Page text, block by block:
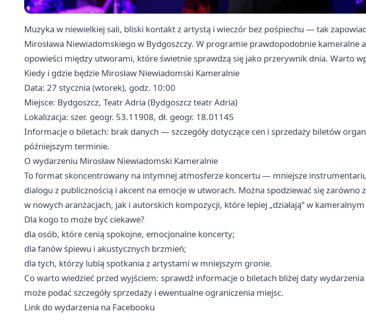
Muzyka w niewielkiej sali, bliski kontakt z artystą i wieczór bez pośpiechu — tak
Mirosława Niewiadomskiego w Bydgoszczy. W programie prawdopodobnie kameralne
opowieści między utworami, które świetnie sprawdzą się jako przerywnik dnia. Warto
Kiedy i gdzie będzie Mirosław Niewiadomski Kameralnie
Data: 27 stycznia (wtorek), godz. 10:00
Miejsce: Bydgoszcz, Teatr Adria (Bydgoszcz teatr Adria)
Lokalizacja: szer. geogr. 53.11908, dł. geogr. 18.01145
Informacje o biletach: brak danych — szczegóły dotyczące cen i sprzedaży biletów
późniejszym terminie.
O wydarzeniu Mirosław Niewiadomski Kameralnie
To format skoncentrowany na intymnej atmosferze koncertu — mniejsze
dialogu z publicznością i akcent na emocje w utworach. Można spodziewać się zarówno
w nowych aranżacjach, jak i autorskich kompozycji, które lepiej „działają” w
Dla kogo to może być ciekawe?
dla osób, które cenią spokojne, emocjonalne koncerty;
dla fanów śpiewu i akustycznych brzmień;
dla tych, którzy lubią spotkania z artystami w mniejszym gronie.
Co warto wiedzieć przed wyjściem: sprawdź informacje o biletach bliżej daty
może podać szczegóły sprzedaży i ewentualne ograniczenia miejsc.
Link do wydarzenia na Facebooku